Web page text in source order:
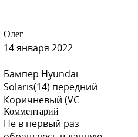
Олег
14 января 2022
Бампер Hyundai
Solaris(14) передний
Коричневый (VC
Комментарий
Не в первый раз